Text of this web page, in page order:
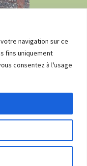
navigation sur ce
fins uniquement
consentez à l'usage
droits réservés